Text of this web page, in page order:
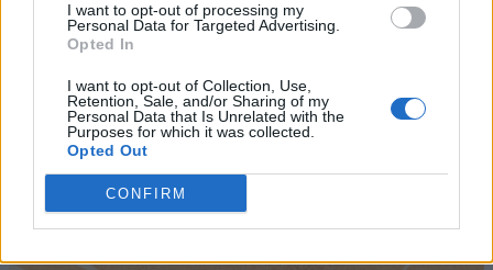
I want to opt-out of processing my
Personal Data for Targeted Advertising.
Opted In
I want to opt-out of Collection, Use,
Retention, Sale, and/or Sharing of my
Personal Data that Is Unrelated with the
Purposes for which it was collected.
Opted Out
CONFIRM